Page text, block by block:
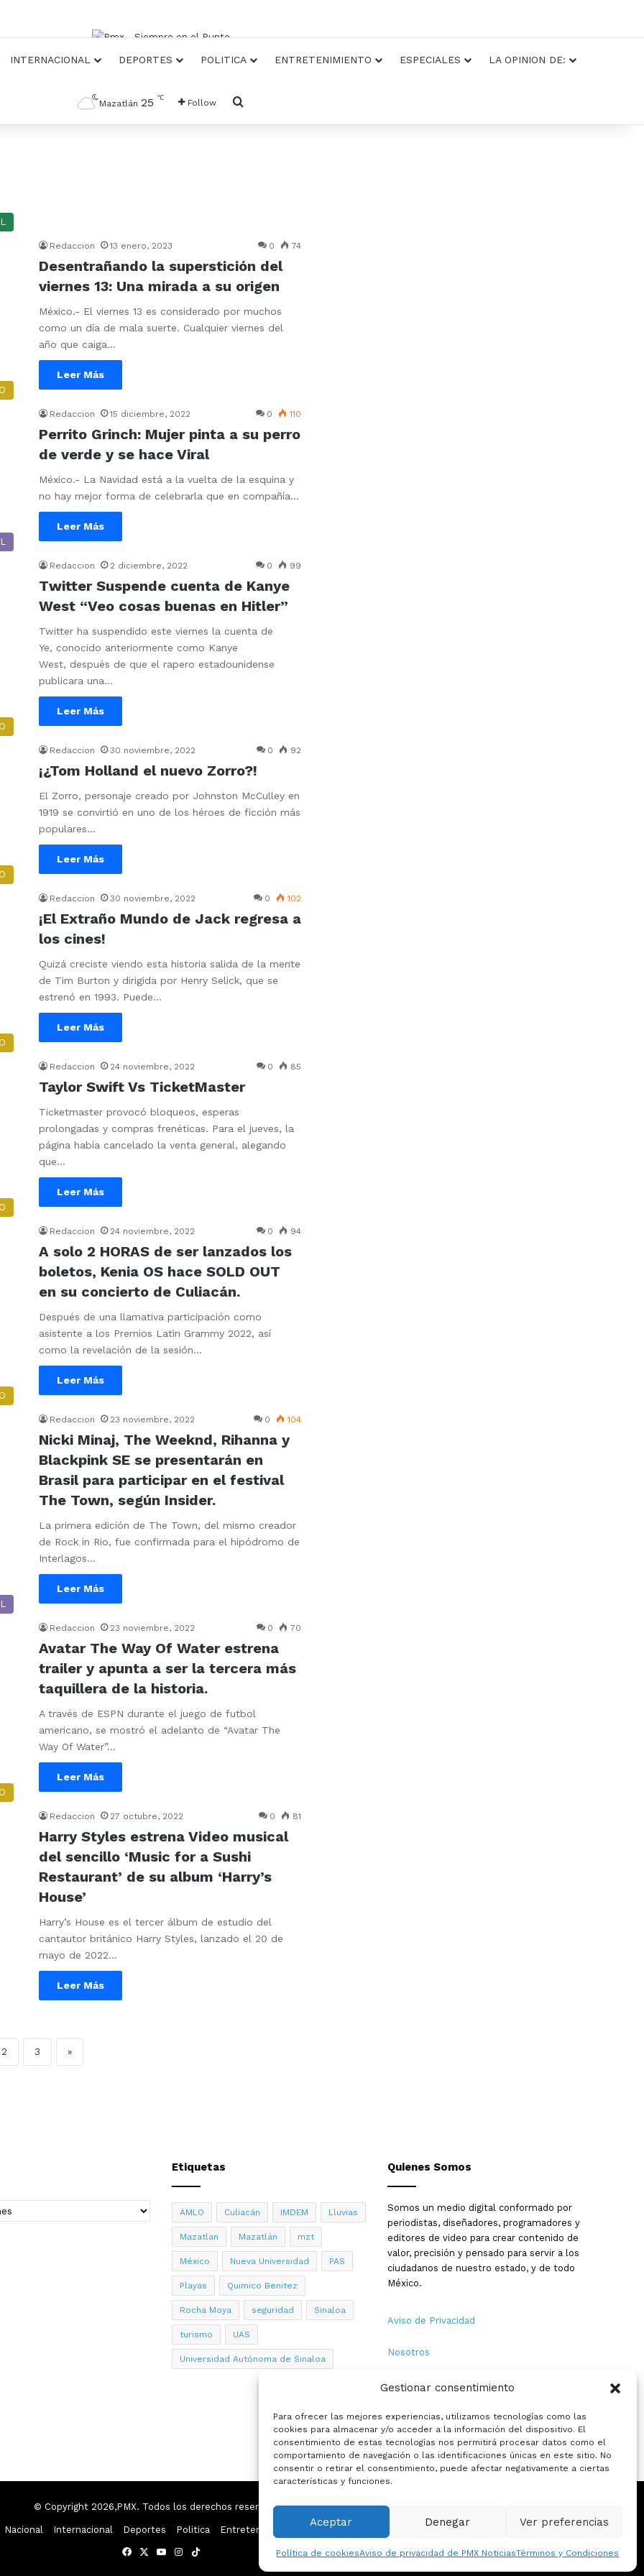
Gestionar consentimiento
Para ofrecer las mejores experiencias, utilizamos tecnologías como las
cookies para almacenar y/o acceder a la información del dispositivo. El
consentimiento de estas tecnologías nos permitirá procesar datos como el
comportamiento de navegación o las identificaciones únicas en este sitio. No
consentir o retirar el consentimiento, puede afectar negativamente a ciertas
características y funciones.
Aceptar Denegar Ver preferencias
Política de cookiesAviso de privacidad de PMX NoticiasTérminos y Condiciones
INTERNACIONAL DEPORTES POLITICA ENTRETENIMIENTO ESPECIALES LA OPINION DE:
Mazatlán 25 ℃ Follow Busqueda
Redaccion 13 enero, 2023 0 74
Desentrañando la superstición del
viernes 13: Una mirada a su origen
México.- El viernes 13 es considerado por muchos
como un día de mala suerte. Cualquier viernes del
año que caiga…
Leer Más
Redaccion 15 diciembre, 2022 0 110
Perrito Grinch: Mujer pinta a su perro
de verde y se hace Viral
México.- La Navidad está a la vuelta de la esquina y
no hay mejor forma de celebrarla que en compañía…
Leer Más
Redaccion 2 diciembre, 2022 0 99
Twitter Suspende cuenta de Kanye
West “Veo cosas buenas en Hitler”
Twitter ha suspendido este viernes la cuenta de
Ye, conocido anteriormente como Kanye
West, después de que el rapero estadounidense
publicara una…
Leer Más
Redaccion 30 noviembre, 2022 0 92
¡¿Tom Holland el nuevo Zorro?!
El Zorro, personaje creado por Johnston McCulley en
1919 se convirtió en uno de los héroes de ficción más
populares…
Leer Más
Redaccion 30 noviembre, 2022 0 102
¡El Extraño Mundo de Jack regresa a
los cines!
Quizá creciste viendo esta historia salida de la mente
de Tim Burton y dirigida por Henry Selick, que se
estrenó en 1993. Puede…
Leer Más
Redaccion 24 noviembre, 2022 0 85
Taylor Swift Vs TicketMaster
Ticketmaster provocó bloqueos, esperas
prolongadas y compras frenéticas. Para el jueves, la
página había cancelado la venta general, alegando
que…
Leer Más
Redaccion 24 noviembre, 2022 0 94
A solo 2 HORAS de ser lanzados los
boletos, Kenia OS hace SOLD OUT
en su concierto de Culiacán.
Después de una llamativa participación como
asistente a los Premios Latin Grammy 2022, así
como la revelación de la sesión…
Leer Más
Redaccion 23 noviembre, 2022 0 104
Nicki Minaj, The Weeknd, Rihanna y
Blackpink SE se presentarán en
Brasil para participar en el festival
The Town, según Insider.
La primera edición de The Town, del mismo creador
de Rock in Rio, fue confirmada para el hipódromo de
Interlagos…
Leer Más
Redaccion 23 noviembre, 2022 0 70
Avatar The Way Of Water estrena
trailer y apunta a ser la tercera más
taquillera de la historia.
A través de ESPN durante el juego de futbol
americano, se mostró el adelanto de “Avatar The
Way Of Water”…
Leer Más
Redaccion 27 octubre, 2022 0 81
Harry Styles estrena Video musical
del sencillo ‘Music for a Sushi
Restaurant’ de su album ‘Harry’s
House’
Harry’s House es el tercer álbum de estudio del
cantautor británico Harry Styles, lanzado el 20 de
mayo de 2022…
Leer Más
2 3 »
Etiquetas
AMLO Culiacán IMDEM Lluvias
Mazatlan Mazatlán mzt
México Nueva Universidad PAS
Playas Quimico Benitez
Rocha Moya seguridad Sinaloa
turismo UAS
Universidad Autónoma de Sinaloa
Quienes Somos
Somos un medio digital conformado por
periodistas, diseñadores, programadores y
editores de video para crear contenido de
valor, precisión y pensado para servir a los
ciudadanos de nuestro estado, y de todo
México.
Aviso de Privacidad
Nosotros
Términos y Condiciones
Política de Cookies
Contacto
© Copyright 2026,PMX. Todos los derechos reservados.
Nacional Internacional Deportes Politica Entretenimiento Especiales
Facebook
X YouTubeInstagram
TikTok